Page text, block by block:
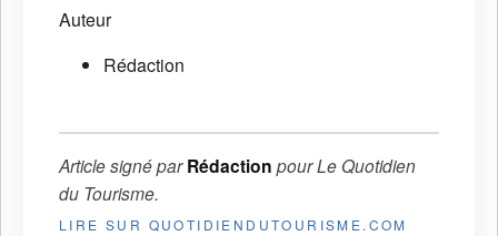
Auteur
Rédaction
Article signé parRédaction pourLe Quotidien
du Tourisme.
LIRE SUR QUOTIDIENDUTOURISME.COM